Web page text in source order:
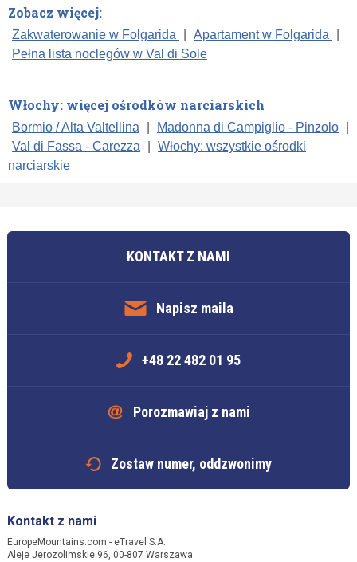
Zobacz więcej:
Zakwaterowanie w Folgarida Apartament w Folgarida
Pełna lista noclegów w Val di Sole
Włochy: więcej ośrodków narciarskich
Bormio / Alta Valtellina Madonna di Campiglio - Pinzolo
Val di Fassa - Carezza
Włochy: wszystkie ośrodki
narciarskie
KONTAKT Z NAMI
Napisz maila
+48 22 482 01 95
Porozmawiaj z nami
Zostaw numer, oddzwonimy
Kontakt z nami
EuropeMountains.com - eTravel S.A.
Aleje Jerozolimskie 96, 00-807 Warszawa